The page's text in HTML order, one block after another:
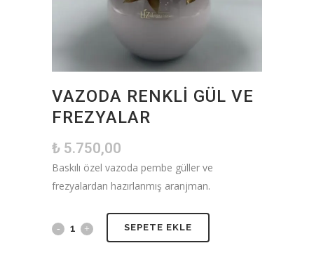
VAZODA RENKLI GÜL VE
FREZYALAR
₺ 5.750,00
Baskılı özel vazoda pembe güller ve
frezyalardan hazırlanmış aranjman.
SEPETE EKLE